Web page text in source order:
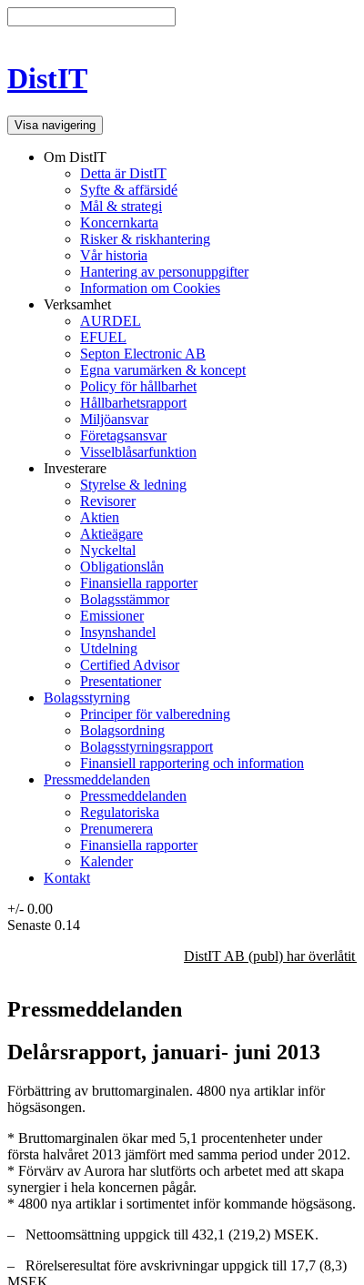
DistIT
Visa navigering
Om DistIT
Detta är DistIT
Syfte & affärsidé
Mål & strategi
Koncernkarta
Risker & riskhantering
Vår historia
Hantering av personuppgifter
Information om Cookies
Verksamhet
AURDEL
EFUEL
Septon Electronic AB
Egna varumärken & koncept
Policy för hållbarhet
Hållbarhetsrapport
Miljöansvar
Företagsansvar
Visselblåsarfunktion
Investerare
Styrelse & ledning
Revisorer
Aktien
Aktieägare
Nyckeltal
Obligationslån
Finansiella rapporter
Bolagsstämmor
Emissioner
Insynshandel
Utdelning
Certified Advisor
Presentationer
Bolagsstyrning
Principer för valberedning
Bolagsordning
Bolagsstyrningsrapport
Finansiell rapportering och information
Pressmeddelanden
Pressmeddelanden
Regulatoriska
Prenumerera
Finansiella rapporter
Kalender
Kontakt
+/- 0.00
Senaste 0.14
DistIT AB (publ) har överlåtit
Pressmeddelanden
Delårsrapport, januari- juni 2013
Förbättring av bruttomarginalen. 4800 nya artiklar inför
högsäsongen.
* Bruttomarginalen ökar med 5,1 procentenheter under
första halvåret 2013 jämfört med samma period under 2012.
* Förvärv av Aurora har slutförts och arbetet med att skapa
synergier i hela koncernen pågår.
* 4800 nya artiklar i sortimentet inför kommande högsäsong.
– Nettoomsättning uppgick till 432,1 (219,2) MSEK.
– Rörelseresultat före avskrivningar uppgick till 17,7 (8,3)
MSEK.